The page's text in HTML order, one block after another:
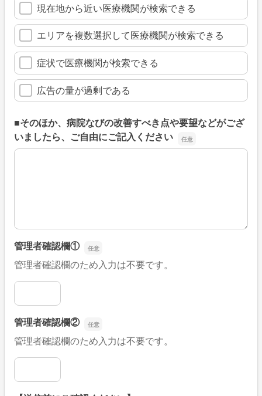
現在地から近い医療機関が検索できる
エリアを複数選択して医療機関が検索できる
症状で医療機関が検索できる
広告の量が過剰である
■そのほか、病院なびの改善すべき点や要望などがござ
いましたら、ご自由にご記入ください
■そのほか、病院なびの改善すべき点や要望などがござい
管理者確認欄①
管理者確認欄のため入力は不要です。
管理者確認欄①
管理者確認欄②
管理者確認欄のため入力は不要です。
管理者確認欄②